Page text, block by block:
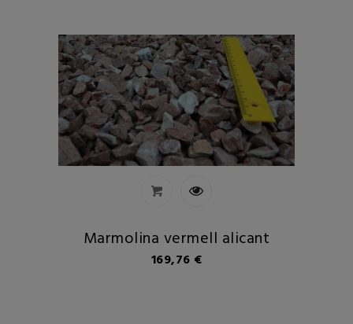
Marmolina vermell alicant
Preu
169,76 €